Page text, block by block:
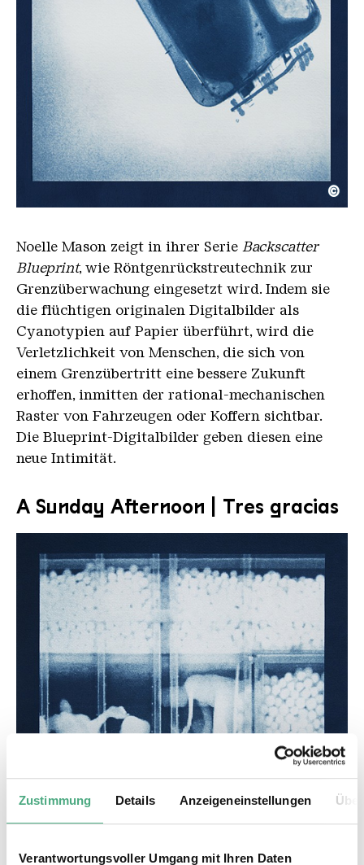
Zustimmung Details Anzeigeneinstellungen
Verantwortungsvoller Umgang mit Ihren Daten
the finding
Copyright: courtesy of the artist
©
Noelle Mason zeigt in ihrer Serie Backscatter
Blueprint, wie Röntgenrückstreutechnik zur
Grenzüberwachung eingesetzt wird. Indem sie
die flüchtigen originalen Digitalbilder als
Cyanotypien auf Papier überführt, wird die
Verletzlichkeit von Menschen, die sich von
einem Grenzübertritt eine bessere Zukunft
erhoffen, inmitten der rational-mechanischen
Raster von Fahrzeugen oder Koffern sichtbar.
Die Blueprint-Digitalbilder geben diesen eine
neue Intimität.
A Sunday Afternoon | Tres gracias